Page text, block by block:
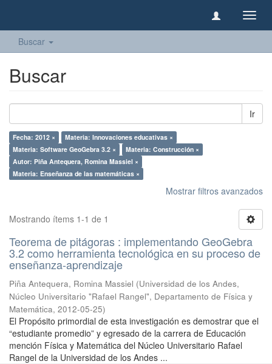
Buscar
Buscar
Ir
Fecha: 2012 ×
Materia: Innovaciones educativas ×
Materia: Software GeoGebra 3.2 ×
Materia: Construcción ×
Autor: Piña Antequera, Romina Massiel ×
Materia: Enseñanza de las matemáticas ×
Mostrar filtros avanzados
Mostrando ítems 1-1 de 1
Teorema de pitágoras : implementando GeoGebra
3.2 como herramienta tecnológica en su proceso de
enseñanza-aprendizaje
Piña Antequera, Romina Massiel (Universidad de los Andes,
Núcleo Universitario "Rafael Rangel", Departamento de Física y
Matemática, 2012-05-25)
El Propósito primordial de esta investigación es demostrar que el
“estudiante promedio” y egresado de la carrera de Educación
mención Física y Matemática del Núcleo Universitario Rafael
Rangel de la Universidad de los Andes ...